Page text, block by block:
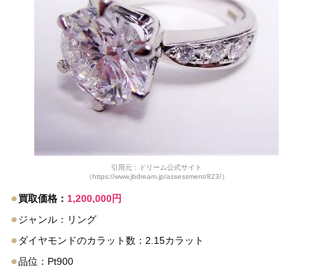
引用元：ドリーム公式サイト
（https://www.jbdream.jp/assessment/823/）
●買取価格： 1,200,000円
●ジャンル：リング
● ダイヤモンドのカラット数：2.15カラット
●品位：Pt900